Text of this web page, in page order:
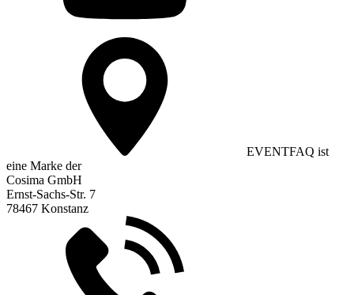
EVENTFAQ ist
eine Marke der
Cosima GmbH
Ernst-Sachs-Str. 7
78467 Konstanz